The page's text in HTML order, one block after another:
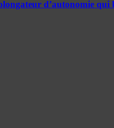
d’autonomie